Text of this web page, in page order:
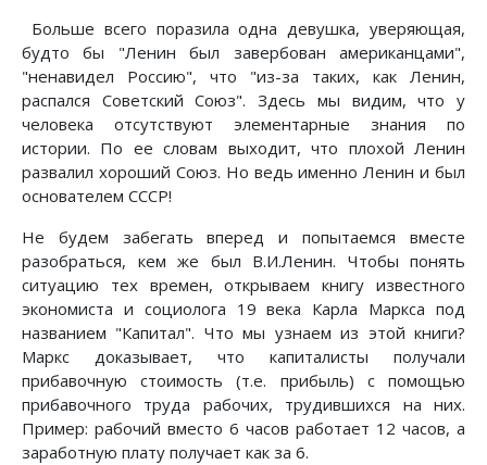
Больше всего поразила одна девушка, уверяющая,
будто бы "Ленин был завербован американцами",
"ненавидел Россию", что "из-за таких, как Ленин,
распался Советский Союз". Здесь мы видим, что у
человека отсутствуют элементарные знания по
истории. По ее словам выходит, что плохой Ленин
развалил хороший Союз. Но ведь именно Ленин и был
основателем СССР!
Не будем забегать вперед и попытаемся вместе
разобраться, кем же был В.И.Ленин. Чтобы понять
ситуацию тех времен, открываем книгу известного
экономиста и социолога 19 века Карла Маркса под
названием "Капитал". Что мы узнаем из этой книги?
Маркс доказывает, что капиталисты получали
прибавочную стоимость (т.е. прибыль) с помощью
прибавочного труда рабочих, трудившихся на них.
Пример: рабочий вместо 6 часов работает 12 часов, а
заработную плату получает как за 6.